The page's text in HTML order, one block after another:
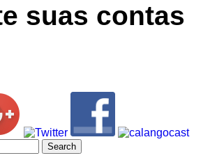
suas contas